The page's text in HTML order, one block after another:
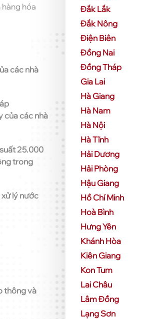
hóa
các nhà
của các nhà
25.000
trong
lý nước
thông và
Đắk Lắk
Đắk Nông
Điện Biên
Đồng Nai
Đồng Tháp
Gia Lai
Hà Giang
Hà Nam
Hà Nội
Hà Tĩnh
Hải Dương
Hải Phòng
Hậu Giang
Hồ Chí Minh
Hoà Bình
Hưng Yên
Khánh Hòa
Kiên Giang
Kon Tum
Lai Châu
Lâm Đồng
Lạng Sơn